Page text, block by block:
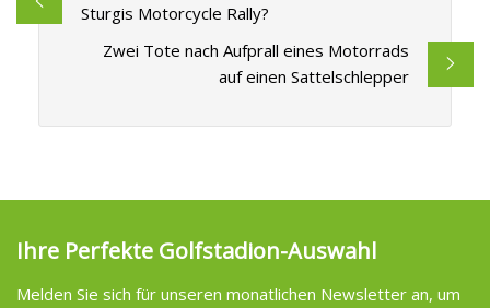
Sturgis Motorcycle Rally?
Zwei Tote nach Aufprall eines Motorrads
auf einen Sattelschlepper
Ihre Perfekte Golfstadion-Auswahl
Melden Sie sich für unseren monatlichen Newsletter an, um